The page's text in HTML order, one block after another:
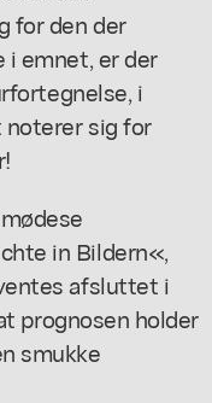
for den der
i emnet, er der
i
noterer sig for
in Bildern«,
afsluttet i
prognosen holder
smukke